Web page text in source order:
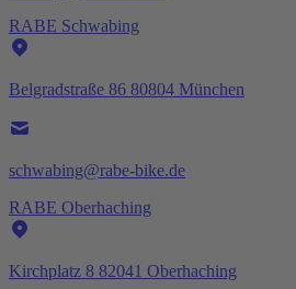
RABE Schwabing
Belgradstraße 86 80804 München
schwabing@rabe-bike.de
RABE Oberhaching
Kirchplatz 8 82041 Oberhaching